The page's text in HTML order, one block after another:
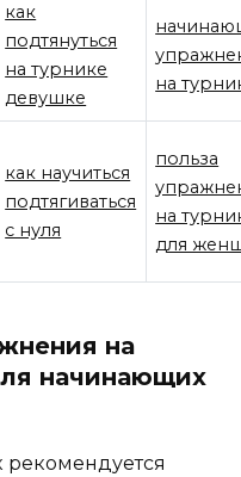
как
подтянуться
на турнике
девушке
на
как научиться
подтягиваться
с нуля
польза
на
для
на
начинающих